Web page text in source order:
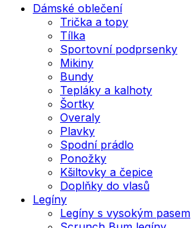
Dámské oblečení
Trička a topy
Tílka
Sportovní podprsenky
Mikiny
Bundy
Tepláky a kalhoty
Šortky
Overaly
Plavky
Spodní prádlo
Ponožky
Kšiltovky a čepice
Doplňky do vlasů
Legíny
Legíny s vysokým pasem